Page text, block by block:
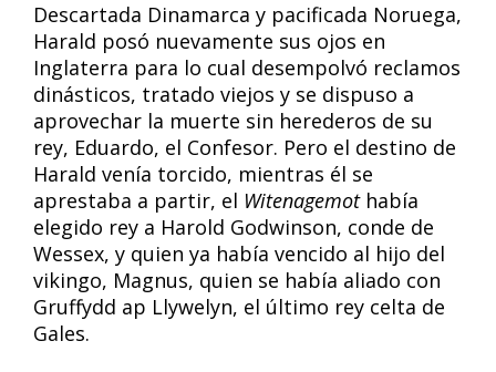
Descartada Dinamarca y pacificada Noruega,
Harald posó nuevamente sus ojos en
Inglaterra para lo cual desempolvó reclamos
dinásticos, tratado viejos y se dispuso a
aprovechar la muerte sin herederos de su
rey, Eduardo, el Confesor. Pero el destino de
Harald venía torcido, mientras él se
aprestaba a partir, el Witenagemothabía
elegido rey a Harold Godwinson, conde de
Wessex, y quien ya había vencido al hijo del
vikingo, Magnus, quien se había aliado con
Gruffydd ap Llywelyn, el último rey celta de
Gales.